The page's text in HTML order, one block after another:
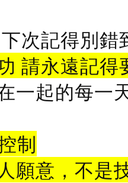
次記得別錯
請永遠記得
一起的每一
制
願意，不是